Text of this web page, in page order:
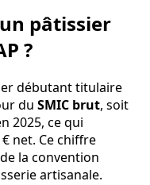
pâtissier
?
débutant titulaire
du SMIC brut, soit
2025, ce qui
net. Ce chiffre
la convention
artisanale.